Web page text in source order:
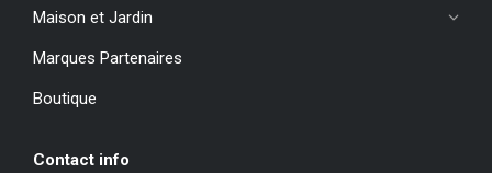
Maison et Jardin
Marques Partenaires
Boutique
Contact info